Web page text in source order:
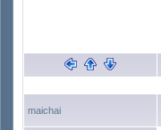
maichai